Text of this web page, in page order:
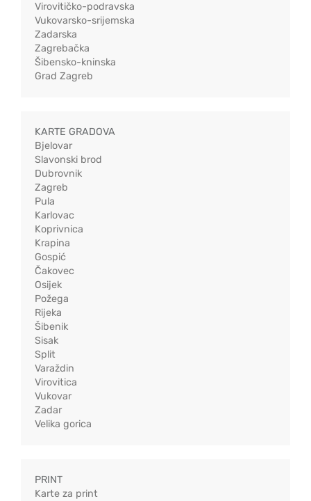
Virovitičko-podravska
Vukovarsko-srijemska
Zadarska
Zagrebačka
Šibensko-kninska
Grad Zagreb
KARTE GRADOVA
Bjelovar
Slavonski brod
Dubrovnik
Zagreb
Pula
Karlovac
Koprivnica
Krapina
Gospić
Čakovec
Osijek
Požega
Rijeka
Šibenik
Sisak
Split
Varaždin
Virovitica
Vukovar
Zadar
Velika gorica
PRINT
Karte za print